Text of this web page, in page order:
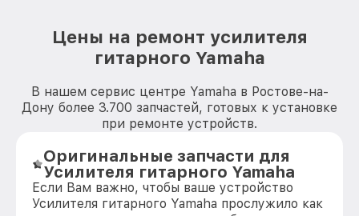
Цены на ремонт усилителя
гитарного Yamaha
В нашем сервис центре Yamaha в Ростове-на-
Дону более 3.700 запчастей, готовых к установке
при ремонте устройств.
Оригинальные запчасти для
Усилителя гитарного Yamaha
Если Вам важно, чтобы ваше устройство
Усилителя гитарного Yamaha прослужило как